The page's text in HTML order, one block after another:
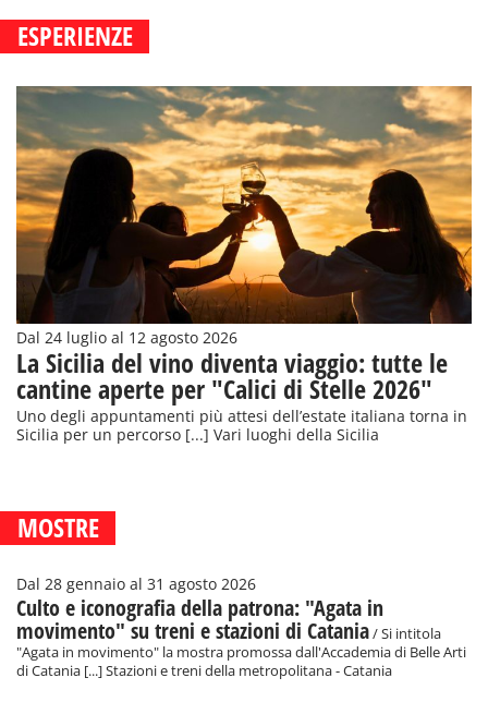
ESPERIENZE
Dal 24 luglio al 12 agosto 2026
La Sicilia del vino diventa viaggio: tutte le
cantine aperte per "Calici di Stelle 2026"
Uno degli appuntamenti più attesi dell’estate italiana torna in
Sicilia per un percorso [...] Vari luoghi della Sicilia
MOSTRE
Dal 28 gennaio al 31 agosto 2026
Culto e iconografia della patrona: "Agata in
movimento" su treni e stazioni di Catania/ Si intitola
"Agata in movimento" la mostra promossa dall'Accademia di Belle Arti
di Catania [...] Stazioni e treni della metropolitana - Catania